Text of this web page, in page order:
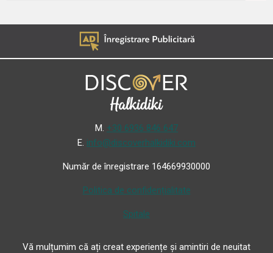
Μ. +30 6936 846 647
Ε. info@discoverhalkidiki.com
Număr de înregistrare 164669930000
Politica de confidențialitate
Spitale
Vă mulțumim că ați creat experiențe și amintiri de neuitat